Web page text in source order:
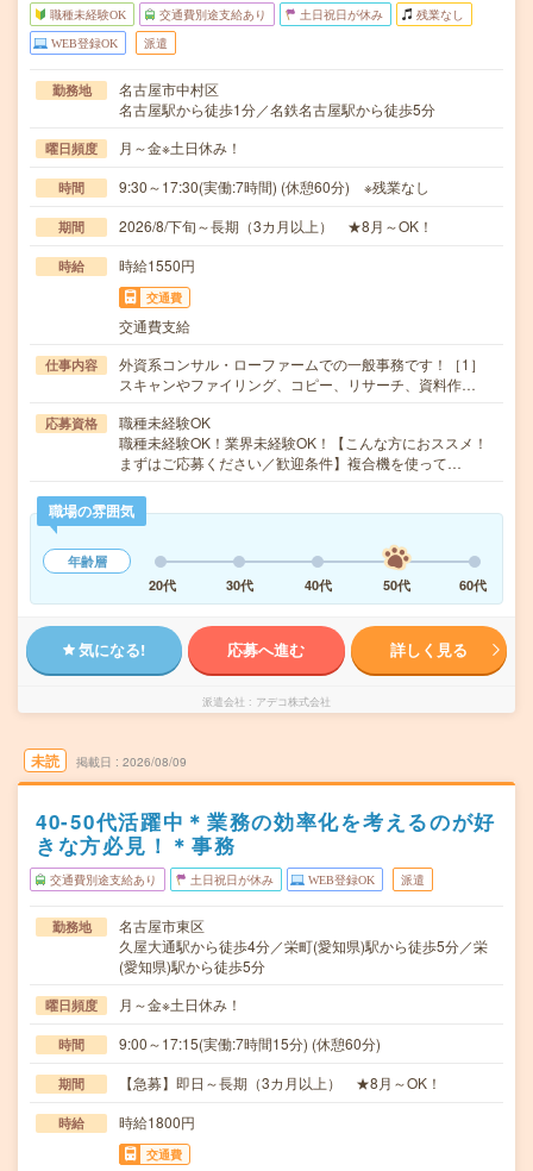
職種未経験OK 交通費別途支給あり 土日祝日が休み 残業なし
WEB登録OK 派遣
勤務地
名古屋市中村区
名古屋駅から徒歩1分／名鉄名古屋駅から徒歩5分
曜日頻度 月～金※土日休み！
時間 9:30～17:30(実働:7時間) (休憩60分) ※残業なし
期間 2026/8/下旬～長期（3カ月以上） ★8月～OK！
時給 時給1550円
交通費
交通費支給
仕事内容
外資系コンサル・ローファームでの一般事務です！［1］
スキャンやファイリング、コピー、リサーチ、資料作…
応募資格
職種未経験OK
職種未経験OK！業界未経験OK！【こんな方におススメ！
まずはご応募ください／歓迎条件】複合機を使って…
職場の雰囲気
年齢層
20代
30代 40代 50代 60代
気になる! 応募へ進む 詳しく見る
派遣会社 アデコ株式会社
未読 掲載日 2026/08/09
40-50代活躍中＊業務の効率化を考えるのが好
きな方必見！＊事務
交通費別途支給あり 土日祝日が休み WEB登録OK 派遣
勤務地
名古屋市東区
久屋大通駅から徒歩4分／栄町(愛知県)駅から徒歩5分／栄
(愛知県)駅から徒歩5分
曜日頻度 月～金※土日休み！
時間 9:00～17:15(実働:7時間15分) (休憩60分)
期間 【急募】即日～長期（3カ月以上） ★8月～OK！
時給 時給1800円
交通費